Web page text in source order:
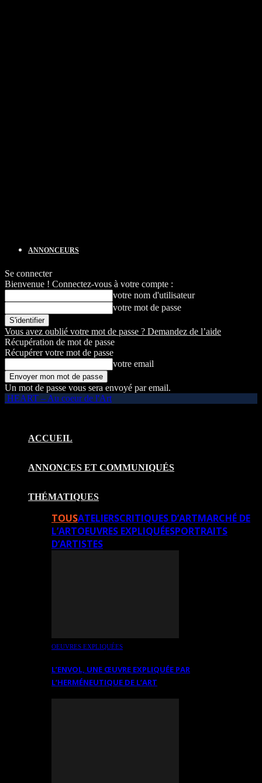
ANNONCEURS
Se connecter
Bienvenue ! Connectez-vous à votre compte :
votre nom d'utilisateur
votre mot de passe
Vous avez oublié votre mot de passe ? Demandez de l’aide
Récupération de mot de passe
Récupérer votre mot de passe
votre email
Un mot de passe vous sera envoyé par email.
HEART – Au coeur de l'Art
ACCUEIL
ANNONCES ET COMMUNIQUÉS
THÉMATIQUES
TOUSATELIERSCRITIQUES D’ARTMARCHÉ DE
L’ARTOEUVRES EXPLIQUÉESPORTRAITS
D’ARTISTES
OEUVRES EXPLIQUÉES
L’ENVOL, UNE ŒUVRE EXPLIQUÉE PAR
L’HERMÉNEUTIQUE DE L’ART